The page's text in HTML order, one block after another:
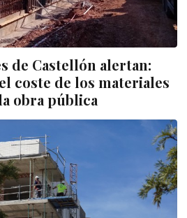
de Castellón alertan:
coste de los materiales
obra pública